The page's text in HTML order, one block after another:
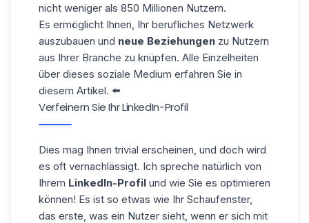
nicht weniger als 850 Millionen Nutzern.
Es ermöglicht Ihnen, Ihr berufliches Netzwerk
auszubauen und neue Beziehungen zu Nutzern
aus Ihrer Branche zu knüpfen. Alle Einzelheiten
über dieses soziale Medium erfahren Sie in
diesem Artikel. ⬅️
Verfeinern Sie Ihr LinkedIn-Profil
Dies mag Ihnen trivial erscheinen, und doch wird
es oft vernachlässigt. Ich spreche natürlich von
Ihrem LinkedIn-Profil und wie Sie es optimieren
können! Es ist so etwas wie Ihr Schaufenster,
das erste, was ein Nutzer sieht, wenn er sich mit